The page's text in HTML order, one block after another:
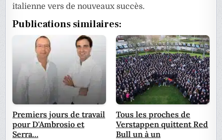
italienne vers de nouveaux succès.
Publications similaires:
Premiers jours de travail
pour D'Ambrosio et
Serra…
Tous les proches de
Verstappen quittent Red
Bull un à un